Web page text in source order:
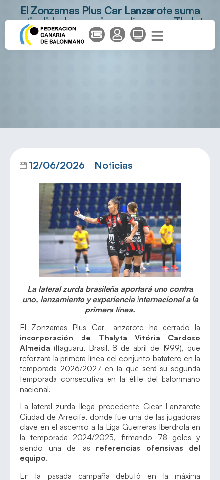
El Zonzamas Plus Car Lanzarote suma
verticalidad a su primera línea con Thalyta
Vitória
12/06/2026 Noticias
La lateral zurda brasileña aportará uno contra
uno, lanzamiento y experiencia internacional a la
primera línea.
El Zonzamas Plus Car Lanzarote ha cerrado la
incorporación de Thalyta Vitória Cardoso
Almeida (Itaguaru, Brasil, 8 de abril de 1999), que
reforzará la primera línea del conjunto batatero en la
temporada 2026/2027 en la que será su segunda
temporada consecutiva en la élite del balonmano
nacional.
La lateral zurda llega procedente Cicar Lanzarote
Ciudad de Arrecife, donde fue una de las jugadoras
clave en el ascenso a la Liga Guerreras Iberdrola en
la temporada 2024/2025, firmando 78 goles y
siendo una de las referencias ofensivas del
equipo.
En la pasada campaña debutó en la máxima